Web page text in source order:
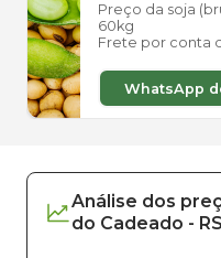
Preço da soja
60kg
Frete por conta
WhatsApp
Análise dos
do Cadeado - RS